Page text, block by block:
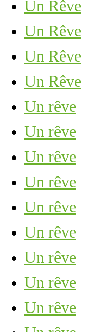
Un Rêve
Un Rêve
Un Rêve
Un Rêve
Un rêve
Un rêve
Un rêve
Un rêve
Un rêve
Un rêve
Un rêve
Un rêve
Un rêve